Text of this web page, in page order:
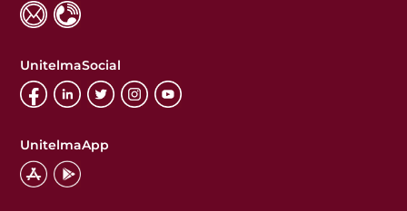
UnitelmaSocial
UnitelmaApp